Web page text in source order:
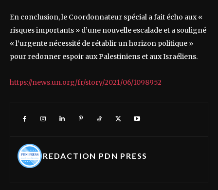
En conclusion, le Coordonnateur spécial a fait écho aux «
risques importants » d’une nouvelle escalade et a souligné
« l’urgente nécessité de rétablir un horizon politique »
pour redonner espoir aux Palestiniens et aux Israéliens.
https://news.un.org/fr/story/2021/06/1098952
REDACTION PDN PRESS